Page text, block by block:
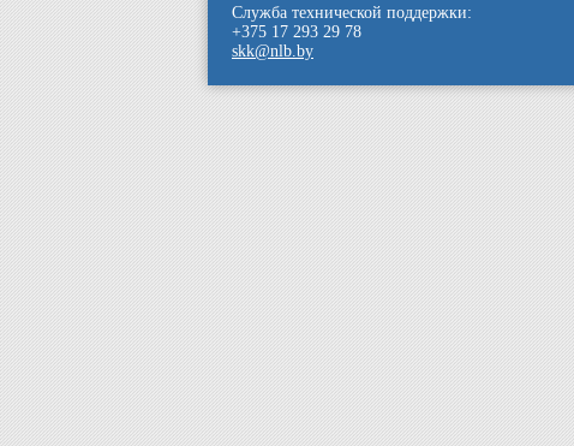
Служба технической поддержки:
+375 17 293 29 78
skk@nlb.by